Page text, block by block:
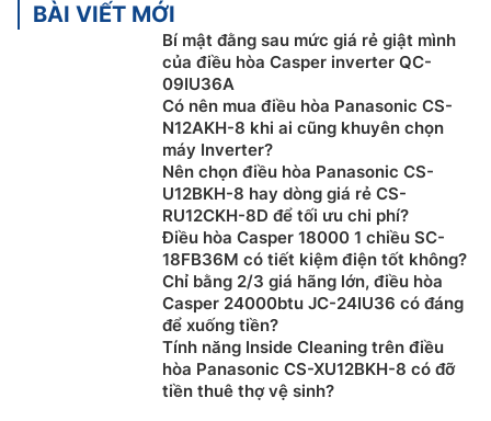
BÀI VIẾT MỚI
Bí mật đằng sau mức giá rẻ giật mình
của điều hòa Casper inverter QC-
09IU36A
Có nên mua điều hòa Panasonic CS-
N12AKH-8 khi ai cũng khuyên chọn
máy Inverter?
Nên chọn điều hòa Panasonic CS-
U12BKH-8 hay dòng giá rẻ CS-
RU12CKH-8D để tối ưu chi phí?
Điều hòa Casper 18000 1 chiều SC-
18FB36M có tiết kiệm điện tốt không?
Chỉ bằng 2/3 giá hãng lớn, điều hòa
Casper 24000btu JC-24IU36 có đáng
để xuống tiền?
Tính năng Inside Cleaning trên điều
hòa Panasonic CS-XU12BKH-8 có đỡ
tiền thuê thợ vệ sinh?